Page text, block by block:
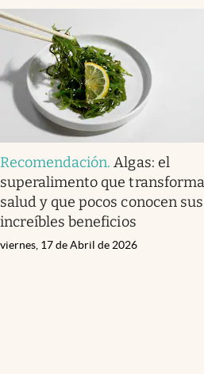
Recomendación.Algas: el
superalimento que
salud y que pocos conocen sus
increíbles beneficios
viernes, 17 de Abril de 2026